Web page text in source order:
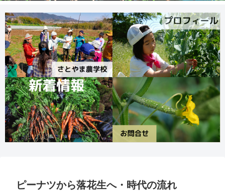
ピーナツから落花生へ・時代の流れ